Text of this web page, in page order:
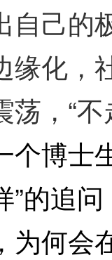
自己的
缘化，
，“
博士生
”的追
为何会